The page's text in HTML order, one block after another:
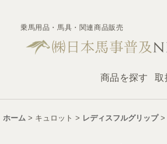
乗馬用品・馬具・関連商品販売
商品を探す 取
ホーム > キュロット > レディスフルグリップ >